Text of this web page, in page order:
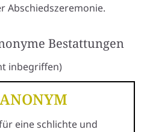
Abschiedszeremonie.
Bestattungen
inbegriffen)
ANONYM
eine schlichte und